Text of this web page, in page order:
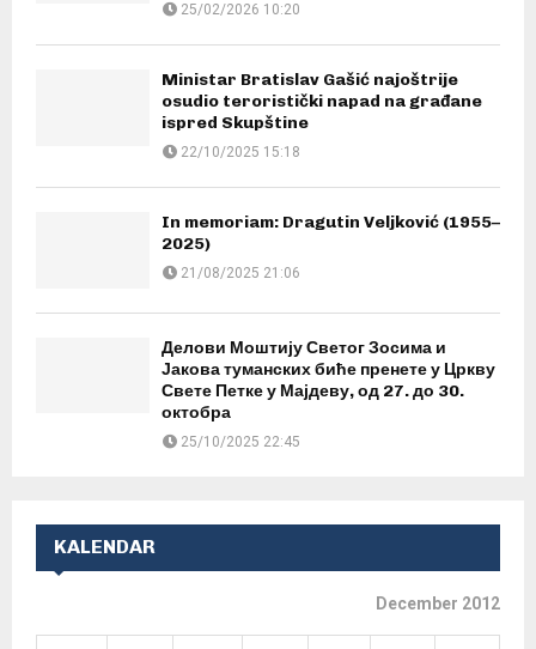
25/02/2026 10:20
Ministar Bratislav Gašić najoštrije
osudio teroristički napad na građane
ispred Skupštine
22/10/2025 15:18
In memoriam: Dragutin Veljković (1955–
2025)
21/08/2025 21:06
Делови Моштију Светог Зосима и
Јакова туманских биће пренете у Цркву
Свете Петке у Мајдеву, од 27. до 30.
октобра
25/10/2025 22:45
KALENDAR
December 2012